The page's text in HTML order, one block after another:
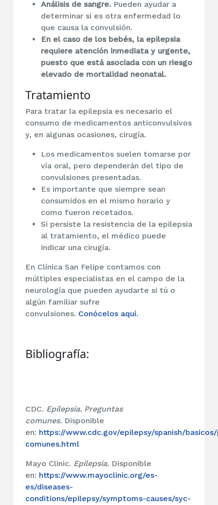
Análisis de sangre. Pueden ayudar a
determinar si es otra enfermedad lo
que causa la convulsión.
En el caso de los bebés, la epilepsia
requiere atención inmediata y urgente,
puesto que está asociada con un riesgo
elevado de mortalidad neonatal.
Tratamiento
Para tratar la epilepsia es necesario el
consumo de medicamentos anticonvulsivos
y, en algunas ocasiones, cirugía.
Los medicamentos suelen tomarse por
vía oral, pero dependerán del tipo de
convulsiones presentadas.
Es importante que siempre sean
consumidos en el mismo horario y
como fueron recetados.
Si persiste la resistencia de la epilepsia
al tratamiento, el médico puede
indicar una cirugía.
En Clínica San Felipe contamos con
múltiples especialistas en el campo de la
neurología que pueden ayudarte si tú o
algún familiar sufre
convulsiones. Conócelos aquí.
Bibliografía:
CDC. Epilepsia. Preguntas
comunes. Disponible
en: https://www.cdc.gov/epilepsy/spanish/
comunes.html
Mayo Clinic. Epilepsia. Disponible
en: https://www.mayoclinic.org/es-
es/diseases-
conditions/epilepsy/symptoms-causes/syc-